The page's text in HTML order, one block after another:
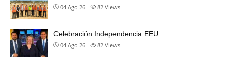
04 Ago 26 82 Views
Celebración Independencia EEU
04 Ago 26 82 Views